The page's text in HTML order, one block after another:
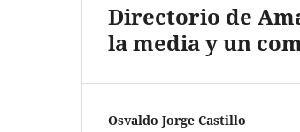
Directorio de
la media y un
Osvaldo Jorge Castillo